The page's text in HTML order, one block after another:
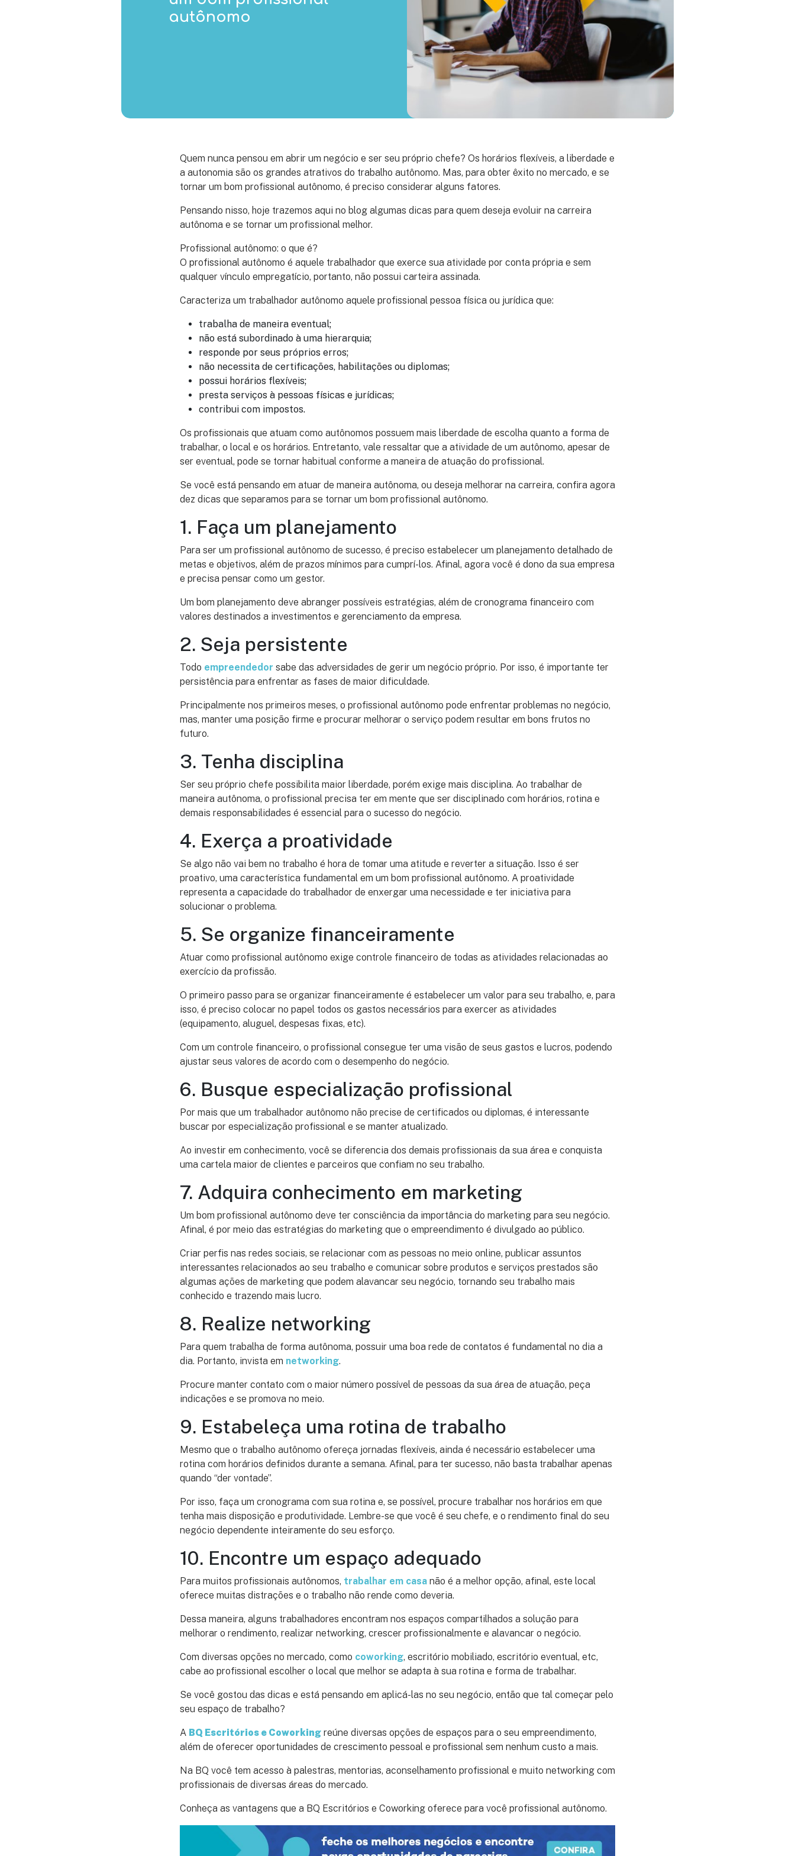
autônomo
Quem nunca pensou em abrir um negócio e ser seu próprio chefe? Os horários flexíveis, a liberdade e
a autonomia são os grandes atrativos do trabalho autônomo. Mas, para obter êxito no mercado, e se
tornar um bom profissional autônomo, é preciso considerar alguns fatores.
Pensando nisso, hoje trazemos aqui no blog algumas dicas para quem deseja evoluir na carreira
autônoma e se tornar um profissional melhor.
Profissional autônomo: o que é?
O profissional autônomo é aquele trabalhador que exerce sua atividade por conta própria e sem
qualquer vínculo empregatício, portanto, não possui carteira assinada.
Caracteriza um trabalhador autônomo aquele profissional pessoa física ou jurídica que:
trabalha de maneira eventual;
não está subordinado à uma hierarquia;
responde por seus próprios erros;
não necessita de certificações, habilitações ou diplomas;
possui horários flexíveis;
presta serviços à pessoas físicas e jurídicas;
contribui com impostos.
Os profissionais que atuam como autônomos possuem mais liberdade de escolha quanto a forma de
trabalhar, o local e os horários. Entretanto, vale ressaltar que a atividade de um autônomo, apesar de
ser eventual, pode se tornar habitual conforme a maneira de atuação do profissional.
Se você está pensando em atuar de maneira autônoma, ou deseja melhorar na carreira, confira agora
dez dicas que separamos para se tornar um bom profissional autônomo.
1. Faça um planejamento
Para ser um profissional autônomo de sucesso, é preciso estabelecer um planejamento detalhado de
metas e objetivos, além de prazos mínimos para cumprí-los. Afinal, agora você é dono da sua empresa
e precisa pensar como um gestor.
Um bom planejamento deve abranger possíveis estratégias, além de cronograma financeiro com
valores destinados a investimentos e gerenciamento da empresa.
2. Seja persistente
Todo empreendedor sabe das adversidades de gerir um negócio próprio. Por isso, é importante ter
persistência para enfrentar as fases de maior dificuldade.
Principalmente nos primeiros meses, o profissional autônomo pode enfrentar problemas no negócio,
mas, manter uma posição firme e procurar melhorar o serviço podem resultar em bons frutos no
futuro.
3. Tenha disciplina
Ser seu próprio chefe possibilita maior liberdade, porém exige mais disciplina. Ao trabalhar de
maneira autônoma, o profissional precisa ter em mente que ser disciplinado com horários, rotina e
demais responsabilidades é essencial para o sucesso do negócio.
4. Exerça a proatividade
Se algo não vai bem no trabalho é hora de tomar uma atitude e reverter a situação. Isso é ser
proativo, uma característica fundamental em um bom profissional autônomo. A proatividade
representa a capacidade do trabalhador de enxergar uma necessidade e ter iniciativa para
solucionar o problema.
5. Se organize financeiramente
Atuar como profissional autônomo exige controle financeiro de todas as atividades relacionadas ao
exercício da profissão.
O primeiro passo para se organizar financeiramente é estabelecer um valor para seu trabalho, e, para
isso, é preciso colocar no papel todos os gastos necessários para exercer as atividades
(equipamento, aluguel, despesas fixas, etc).
Com um controle financeiro, o profissional consegue ter uma visão de seus gastos e lucros, podendo
ajustar seus valores de acordo com o desempenho do negócio.
6. Busque especialização profissional
Por mais que um trabalhador autônomo não precise de certificados ou diplomas, é interessante
buscar por especialização profissional e se manter atualizado.
Ao investir em conhecimento, você se diferencia dos demais profissionais da sua área e conquista
uma cartela maior de clientes e parceiros que confiam no seu trabalho.
7. Adquira conhecimento em marketing
Um bom profissional autônomo deve ter consciência da importância do marketing para seu negócio.
Afinal, é por meio das estratégias do marketing que o empreendimento é divulgado ao público.
Criar perfis nas redes sociais, se relacionar com as pessoas no meio online, publicar assuntos
interessantes relacionados ao seu trabalho e comunicar sobre produtos e serviços prestados são
algumas ações de marketing que podem alavancar seu negócio, tornando seu trabalho mais
conhecido e trazendo mais lucro.
8. Realize networking
Para quem trabalha de forma autônoma, possuir uma boa rede de contatos é fundamental no dia a
dia. Portanto, invista em networking.
Procure manter contato com o maior número possível de pessoas da sua área de atuação, peça
indicações e se promova no meio.
9. Estabeleça uma rotina de trabalho
Mesmo que o trabalho autônomo ofereça jornadas flexíveis, ainda é necessário estabelecer uma
rotina com horários definidos durante a semana. Afinal, para ter sucesso, não basta trabalhar apenas
quando “der vontade”.
Por isso, faça um cronograma com sua rotina e, se possível, procure trabalhar nos horários em que
tenha mais disposição e produtividade. Lembre-se que você é seu chefe, e o rendimento final do seu
negócio dependente inteiramente do seu esforço.
10. Encontre um espaço adequado
Para muitos profissionais autônomos, trabalhar em casa não é a melhor opção, afinal, este local
oferece muitas distrações e o trabalho não rende como deveria.
Dessa maneira, alguns trabalhadores encontram nos espaços compartilhados a solução para
melhorar o rendimento, realizar networking, crescer profissionalmente e alavancar o negócio.
Com diversas opções no mercado, como coworking, escritório mobiliado, escritório eventual, etc,
cabe ao profissional escolher o local que melhor se adapta à sua rotina e forma de trabalhar.
Se você gostou das dicas e está pensando em aplicá-las no seu negócio, então que tal começar pelo
seu espaço de trabalho?
A BQ Escritórios e Coworking reúne diversas opções de espaços para o seu empreendimento,
além de oferecer oportunidades de crescimento pessoal e profissional sem nenhum custo a mais.
Na BQ você tem acesso à palestras, mentorias, aconselhamento profissional e muito networking com
profissionais de diversas áreas do mercado.
Conheça as vantagens que a BQ Escritórios e Coworking oferece para você profissional autônomo.